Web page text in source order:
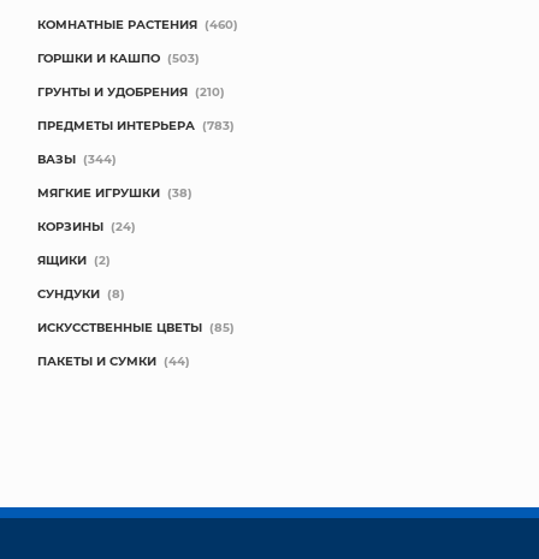
КОМНАТНЫЕ РАСТЕНИЯ (460)
ГОРШКИ И КАШПО (503)
ГРУНТЫ И УДОБРЕНИЯ (210)
ПРЕДМЕТЫ ИНТЕРЬЕРА (783)
ВАЗЫ (344)
МЯГКИЕ ИГРУШКИ (38)
КОРЗИНЫ (24)
ЯЩИКИ (2)
СУНДУКИ (8)
ИСКУССТВЕННЫЕ ЦВЕТЫ (85)
ПАКЕТЫ И СУМКИ (44)